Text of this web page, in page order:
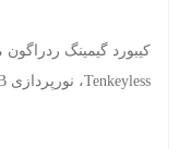
Tenkeyless، نورپردازی RGB